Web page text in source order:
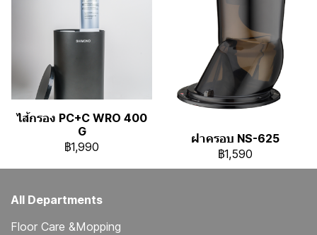
ไส้กรอง PC+C WRO 400
G
฿1,990
ฝาครอบ NS-625
฿1,590
All Departments
Floor Care &Mopping